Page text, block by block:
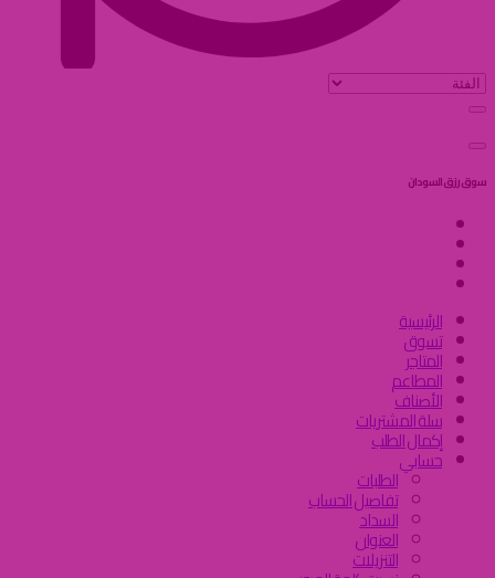
سوق رزق السودان
الرئيسية
تسوق
المتاجر
المطاعم
الأصناف
سلة المشتريات
إكمال الطلب
حسابي
الطلبات
تفاصيل الحساب
السداد
العنوان
التنزيلات